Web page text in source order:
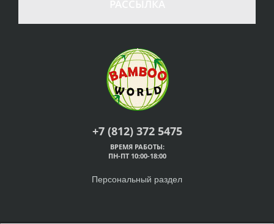
+7 (812) 372 5475
ВРЕМЯ РАБОТЫ:
ПН-ПТ 10:00-18:00
Персональный раздел